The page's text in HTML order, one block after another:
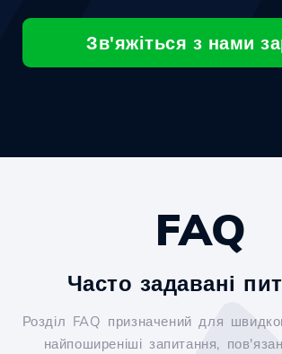
Зв'яжіться з нами
FAQ
Часто задавані
Розділ FAQ призначений для
найпоширеніші запитання,